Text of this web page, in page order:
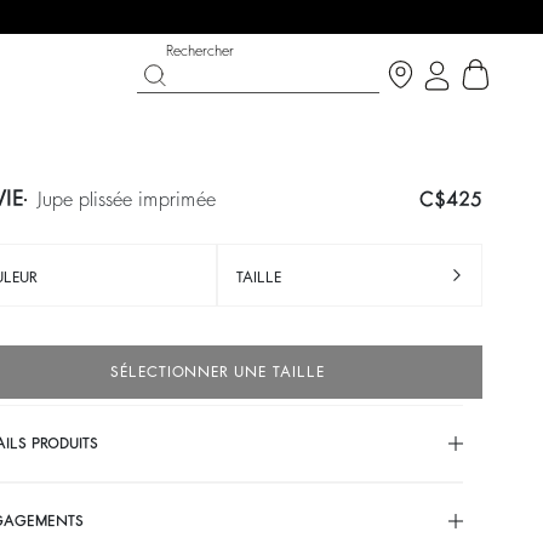
Rechercher
jupe plissée imprimée C$425
TAILLE
SÉLECTIONNER UNE TAILLE
PRODUITS